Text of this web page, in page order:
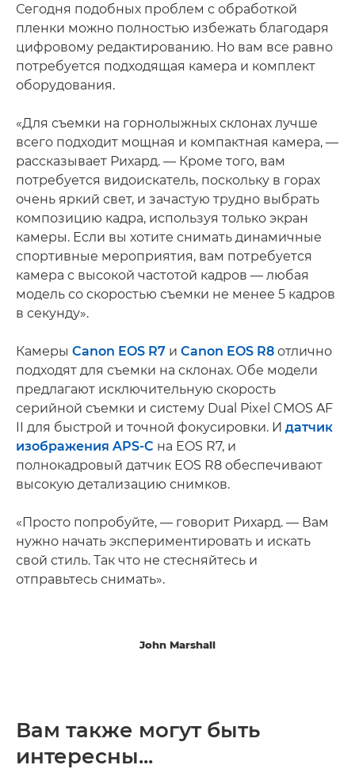
Сегодня подобных проблем с обработкой
пленки можно полностью избежать благодаря
цифровому редактированию. Но вам все равно
потребуется подходящая камера и комплект
оборудования.
«Для съемки на горнолыжных склонах лучше
всего подходит мощная и компактная камера, —
рассказывает Рихард. — Кроме того, вам
потребуется видоискатель, поскольку в горах
очень яркий свет, и зачастую трудно выбрать
композицию кадра, используя только экран
камеры. Если вы хотите снимать динамичные
спортивные мероприятия, вам потребуется
камера с высокой частотой кадров — любая
модель со скоростью съемки не менее 5 кадров
в секунду».
Камеры Canon EOS R7 и Canon EOS R8 отлично
подходят для съемки на склонах. Обе модели
предлагают исключительную скорость
серийной съемки и систему Dual Pixel CMOS AF
II для быстрой и точной фокусировки. И датчик
изображения APS-C на EOS R7, и
полнокадровый датчик EOS R8 обеспечивают
высокую детализацию снимков.
«Просто попробуйте, — говорит Рихард. — Вам
нужно начать экспериментировать и искать
свой стиль. Так что не стесняйтесь и
отправьтесь снимать».
John Marshall
Вам также могут быть
интересны...